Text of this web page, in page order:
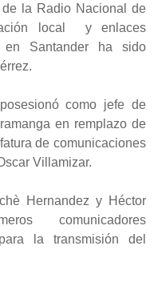
de la Radio Nacional de
local y enlaces
Santander ha sido
como jefe de
en remplazo de
de comunicaciones
Villamizar.
Hernandez y Héctor
comunicadores
la transmisión del